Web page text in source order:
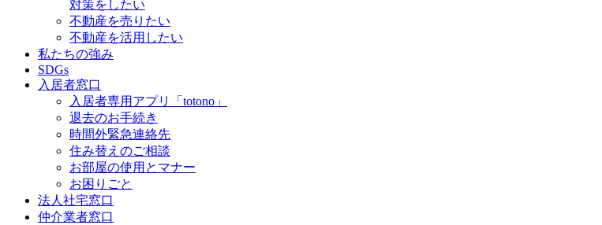
対策をしたい
不動産を売りたい
不動産を活用したい
私たちの強み
SDGs
入居者窓口
入居者専用アプリ「totono」
退去のお手続き
時間外緊急連絡先
住み替えのご相談
お部屋の使用とマナー
お困りごと
法人社宅窓口
仲介業者窓口